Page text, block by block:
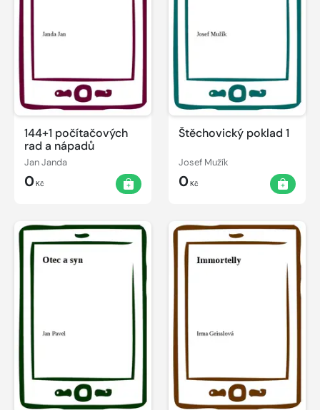
144+1 počítačových
rad a nápadů
Jan Janda
0Kč
Štěchovický poklad 1
Josef Mužík
0Kč